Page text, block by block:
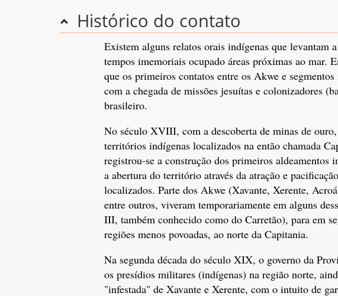
Histórico do contato
Existem alguns relatos orais indígenas que levantam
tempos imemoriais ocupado áreas próximas ao mar.
que os primeiros contatos entre os Akwe e
com a chegada de missões jesuítas e colonizadores
brasileiro.
No século XVIII, com a descoberta de minas de
territórios indígenas localizados na então chamada
registrou-se a construção dos primeiros aldeamentos
a abertura do território através da atração e
localizados. Parte dos Akwe (Xavante, Xerente,
entre outros, viveram temporariamente em alguns
III, também conhecido como do Carretão), para em
regiões menos povoadas, ao norte da Capitania.
Na segunda década do século XIX, o governo da
os presídios militares (indígenas) na região norte,
"infestada" de Xavante e Xerente, com o intuito de